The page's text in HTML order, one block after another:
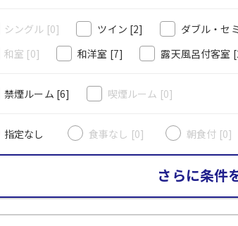
シングル [0] ツイン [2] ダブル・セ
和室 [0] 和洋室 [7] 露天風呂付客室
禁煙ルーム [6] 喫煙ルーム [0]
指定なし 食事なし [0] 朝食付 [0]
さらに条件